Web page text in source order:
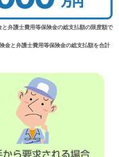
弁護士費用等保険金の総支払額の限度額で
金と弁護士費用等保険金の総支払額を合計